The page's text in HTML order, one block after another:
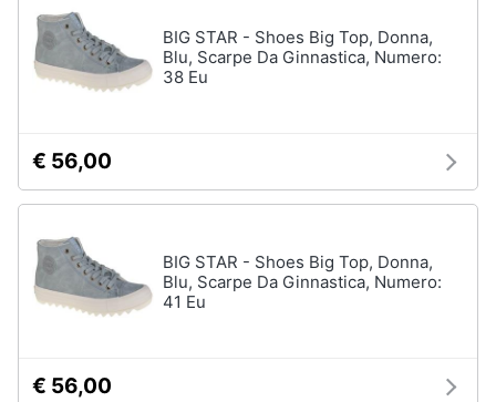
Orologi
donna
Vedi
Gioielli
Orecchini
Cavigliera
Collane
tutti
BIG STAR - Shoes Big Top, Donna,
Blu, Scarpe Da Ginnastica, Numero:
38 Eu
€ 56,00
BIG STAR - Shoes Big Top, Donna,
Blu, Scarpe Da Ginnastica, Numero:
41 Eu
€ 56,00